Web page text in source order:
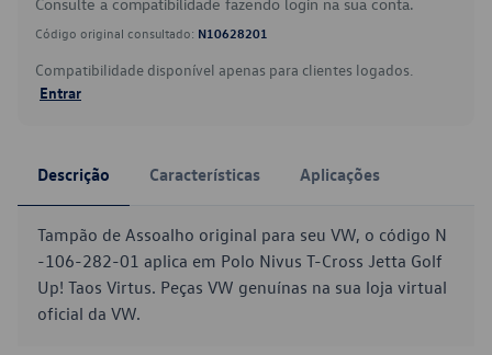
Código original consultado: N10628201
Compatibilidade disponível apenas para clientes logados.
Entrar
Descrição Características Aplicações
Tampão de Assoalho original para seu VW, o código N
-106-282-01 aplica em Polo Nivus T-Cross Jetta Golf
Up! Taos Virtus. Peças VW genuínas na sua loja virtual
oficial da VW.